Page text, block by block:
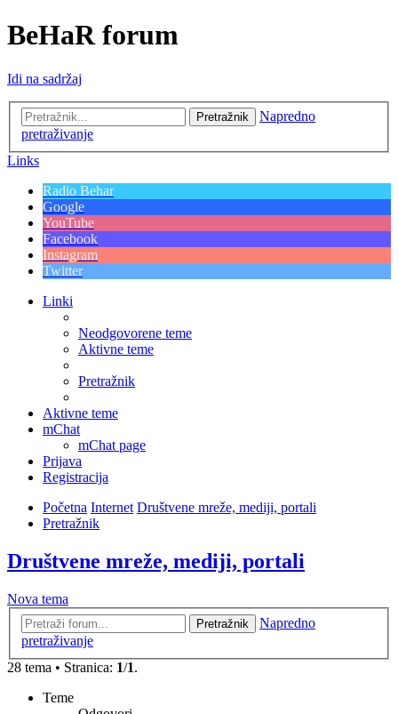
BeHaR forum
Idi na sadržaj
Pretražnik
Napredno
pretraživanje
Links
Radio Behar
Google
YouTube
Facebook
Instagram
Twitter
Linki
Neodgovorene teme
Aktivne teme
Pretražnik
Aktivne teme
mChat
mChat page
Prijava
Registracija
Početna Internet Društvene mreže, mediji, portali
Pretražnik
Društvene mreže, mediji, portali
Nova tema
Pretražnik
Napredno
pretraživanje
28 tema • Stranica: 1/1.
Teme